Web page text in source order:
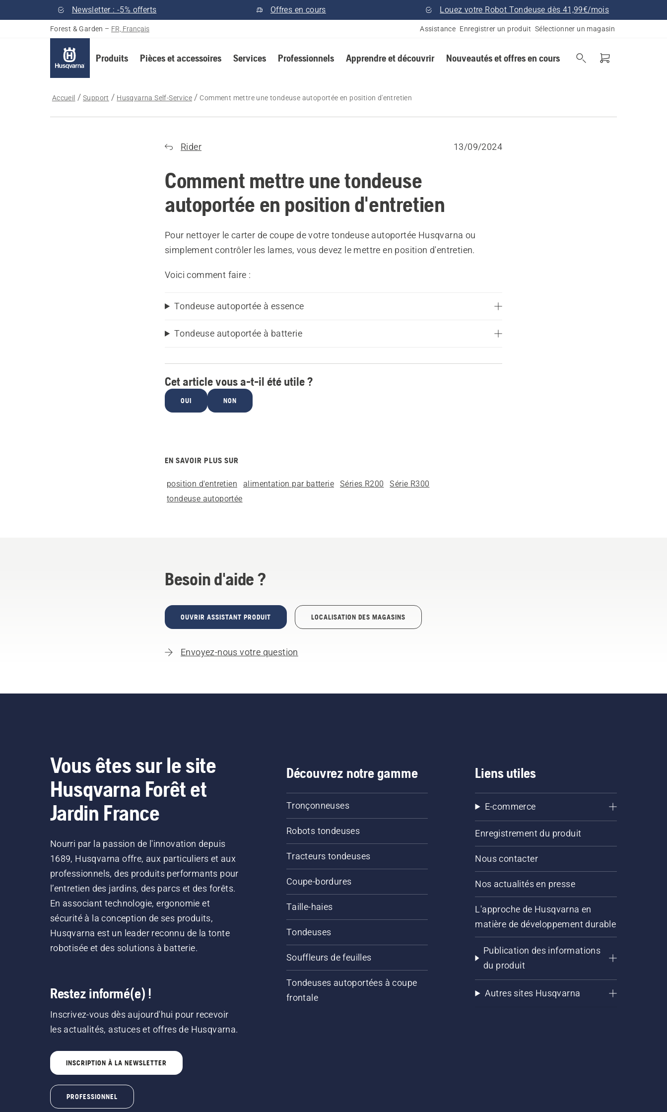
Newsletter : -5% offerts Offres en cours Louez votre Robot Tondeuse dès 41,99€/mois
Forest & Garden – FR, Français Assistance Enregistrer un produit Sélectionner un magasin
Produits Pièces et accessoires Services Professionnels Apprendre et découvrir Nouveautés et offres en cours
Accueil Support Husqvarna Self-Service Comment mettre une tondeuse autoportée en position d'entretien
Rider 13/09/2024
Comment mettre une tondeuse
autoportée en position d'entretien
Pour nettoyer le carter de coupe de votre tondeuse autoportée Husqvarna ou
simplement contrôler les lames, vous devez le mettre en position d'entretien.
Voici comment faire :
Tondeuse autoportée à essence
Tondeuse autoportée à batterie
Cet article vous a-t-il été utile ?
OUI NON
EN SAVOIR PLUS SUR
position d'entretien alimentation par batterie Séries R200
Série R300
tondeuse autoportée
Besoin d'aide ?
OUVRIR ASSISTANT PRODUIT LOCALISATION DES MAGASINS
Envoyez-nous votre question
Vous êtes sur le site
Husqvarna Forêt et
Jardin France
Nourri par la passion de l'innovation depuis
1689, Husqvarna offre, aux particuliers et aux
professionnels, des produits performants pour
l’entretien des jardins, des parcs et des forêts.
En associant technologie, ergonomie et
sécurité à la conception de ses produits,
Husqvarna est un leader reconnu de la tonte
robotisée et des solutions à batterie.
Restez informé(e) !
Inscrivez-vous dès aujourd'hui pour recevoir
les actualités, astuces et offres de Husqvarna.
INSCRIPTION À LA NEWSLETTER
PROFESSIONNEL
Découvrez notre gamme
Tronçonneuses
Robots tondeuses
Tracteurs tondeuses
Coupe-bordures
Taille-haies
Tondeuses
Souffleurs de feuilles
Tondeuses autoportées à coupe
frontale
Liens utiles
E-commerce
Enregistrement du produit
Nous contacter
Nos actualités en presse
L'approche de Husqvarna en
matière de développement durable
Publication des informations
du produit
Autres sites Husqvarna